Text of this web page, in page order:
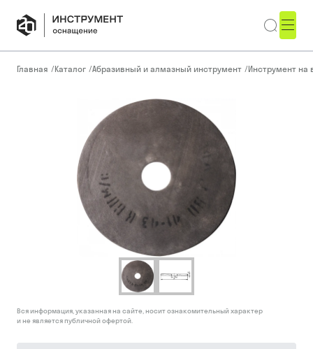
Главная /Каталог /Абразивный и алмазный инструмент /Инструмент на
Вся информация, указанная на сайте, носит ознакомительный характер
и не является публичной офертой.